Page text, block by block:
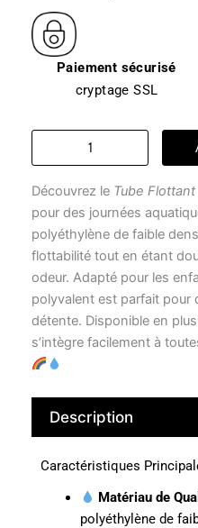
Paiement sécurisé
cryptage SSL
quantité
piscine
-
tube
flottant
violet
Découvrez le Tube
pour des journées
polyéthylène de faible
flottabilité tout en étant
odeur. Adapté pour les
polyvalent est parfait pour
détente. Disponible en
s’intègre facilement à
Description
Caractéristiques
Matériau de
polyéthylène de